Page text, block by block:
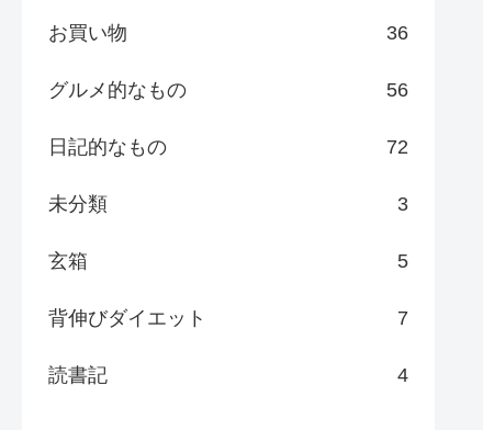
お買い物 36
グルメ的なもの 56
日記的なもの 72
未分類 3
玄箱 5
背伸びダイエット 7
読書記 4